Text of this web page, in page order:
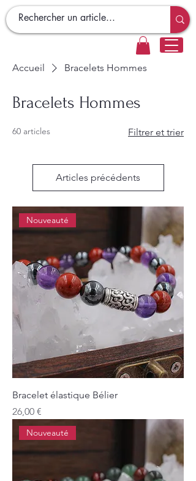
Accueil Bracelets Hommes
Bracelets Hommes
60 articles Filtrer et trier
Articles précédents
Nouveauté
Bracelet élastique Bélier
Prix
26,00 €
Nouveauté